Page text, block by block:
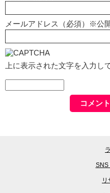
メールアドレス（必須）※公
上に表示された文字を入力し
SNS
リ